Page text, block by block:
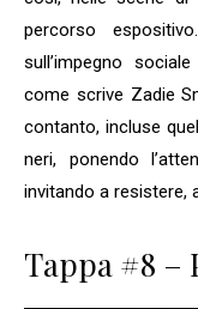
percorso
sull’impegno
come scrive Zadie
contanto, incluse
neri, ponendo
invitando a resistere,
Tappa #8 –